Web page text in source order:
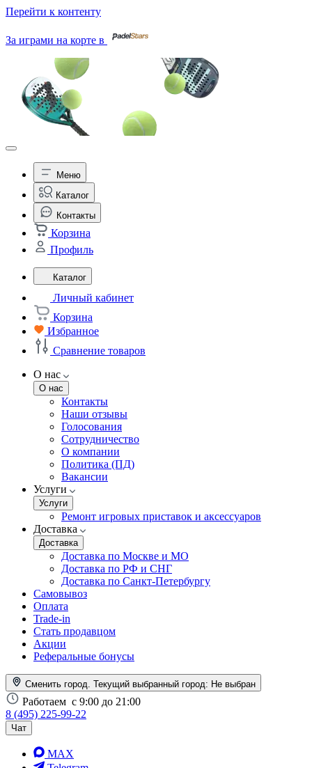
Перейти к контенту
За играми на корте в
Меню
Каталог
Контакты
Корзина
Профиль
Каталог
Личный кабинет
Корзина
Избранное
Сравнение товаров
О нас
О нас
Контакты
Наши отзывы
Голосования
Сотрудничество
О компании
Политика (ПД)
Вакансии
Услуги
Услуги
Ремонт игровых приставок и аксессуаров
Доставка
Доставка
Доставка по Москве и МО
Доставка по РФ и СНГ
Доставка по Санкт-Петербургу
Самовывоз
Оплата
Trade-in
Стать продавцом
Акции
Реферальные бонусы
Сменить город. Текущий выбранный город: Не выбран
Работаем с 9:00 до 21:00
8 (495) 225-99-22
Чат
MAX